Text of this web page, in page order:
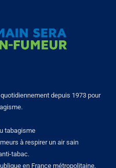
depuis 1973 pour
tabagisme
à respirer un air sain
tabac.
en France métropolitaine,